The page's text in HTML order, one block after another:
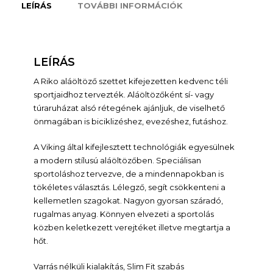
LEÍRÁS TOVÁBBI INFORMÁCIÓK
LEÍRÁS
A Riko aláöltöző szettet kifejezetten kedvenc téli
sportjaidhoz tervezték. Aláöltözőként sí- vagy
túraruházat alsó rétegének ajánljuk, de viselhető
önmagában is biciklizéshez, evezéshez, futáshoz.
A Viking által kifejlesztett technológiák egyesülnek
a modern stílusú aláöltözőben. Speciálisan
sportoláshoz tervezve, de a mindennapokban is
tökéletes választás. Lélegző, segít csökkenteni a
kellemetlen szagokat. Nagyon gyorsan száradó,
rugalmas anyag. Könnyen elvezeti a sportolás
közben keletkezett verejtéket illetve megtartja a
hőt.
Varrás nélküli kialakítás, Slim Fit szabás